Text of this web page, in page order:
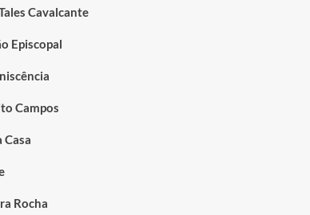
Cavalcante
Episcopal
Campos
Casa
Rocha